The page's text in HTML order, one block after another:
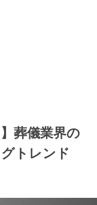
葬儀業界の
トレンド